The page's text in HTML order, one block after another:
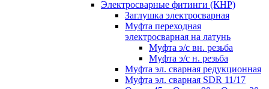
Электросварные фитинги (КНР)
Заглушка электросварная
Муфта переходная
электросварная на латунь
Муфта э/с вн. резьба
Муфта э/с н. резьба
Муфта эл. cварная редукционная
Муфта эл. сварная SDR 11/17